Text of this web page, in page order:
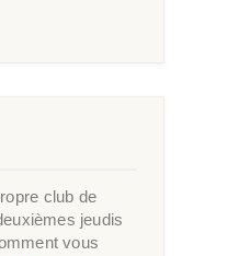
club de
jeudis
vous